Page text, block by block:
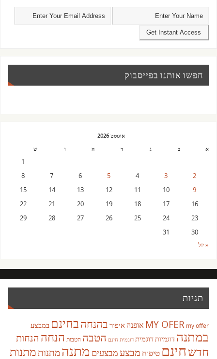
חפשו אותנו בפייסבוק
אוגוסט 2026
א
ב ג ד ה ו ש
1
2
3
4
5
6
7
8
9
10
11
12
13
14
15
16
17
18
19
20
21
22
23
24
25
26
27
28
29
30
31
« יול
תגיות
MY OFER my offer אופנהאיפור בהנחהבחינם במבצע
במתנה דוגמיות דוגמית דוגמית חינם הטבה הטבות הנחה הנחות
חדשחינם טיפוח מבצעמבצעים מתנהמתנותמתנות